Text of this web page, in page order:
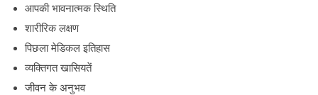
आपकी भावनात्मक स्थिति
शारीरिक लक्षण
पिछला मेडिकल इतिहास
व्यक्तिगत खासियतें
जीवन के अनुभव